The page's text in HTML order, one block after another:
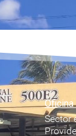
Sector